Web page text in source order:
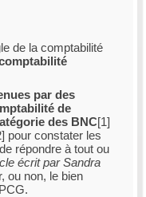
de la comptabilité
par des
de
des BNC[1]
pour constater les
répondre à tout ou
écrit par Sandra
ou non, le bien